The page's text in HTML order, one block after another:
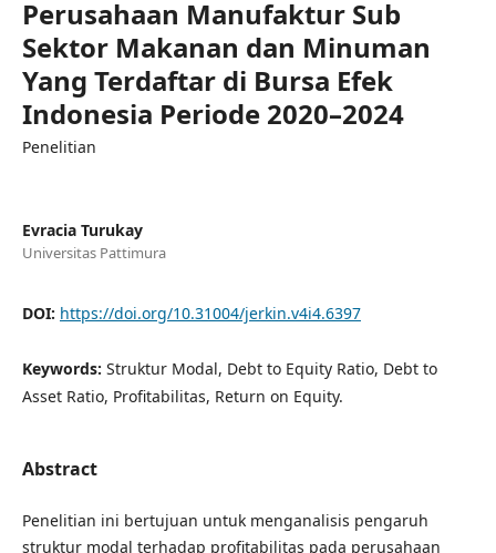
Perusahaan Manufaktur Sub
Sektor Makanan dan Minuman
Yang Terdaftar di Bursa Efek
Indonesia Periode 2020–2024
Penelitian
Evracia Turukay
Universitas Pattimura
DOI: https://doi.org/10.31004/jerkin.v4i4.6397
Keywords: Struktur Modal, Debt to Equity Ratio, Debt to
Asset Ratio, Profitabilitas, Return on Equity.
Abstract
Penelitian ini bertujuan untuk menganalisis pengaruh
struktur modal terhadap profitabilitas pada perusahaan